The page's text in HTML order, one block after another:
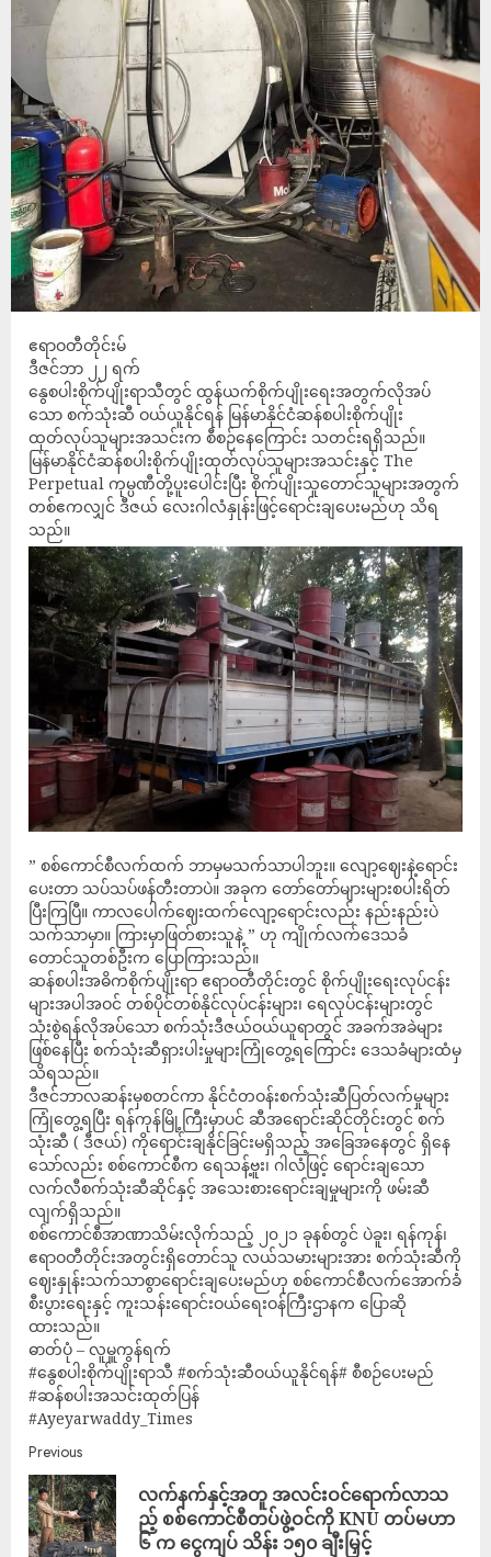
ဧရာဝတီတိုင်းမ်
ဒီဇင်ဘာ ၂၂ ရက်
နွေစပါးစိုက်ပျိုးရာသီတွင် ထွန်ယက်စိုက်ပျိုးရေးအတွက်လိုအပ်
သော စက်သုံးဆီ ဝယ်ယူနိုင်ရန် မြန်မာနိုင်ငံဆန်စပါးစိုက်ပျိုး
ထုတ်လုပ်သူများအသင်းက စီစဉ်နေကြောင်း သတင်းရရှိသည်။
မြန်မာနိုင်ငံဆန်စပါးစိုက်ပျိုးထုတ်လုပ်သူများအသင်းနှင့် The
Perpetual ကုမ္ပဏီတို့ပူးပေါင်းပြီး စိုက်ပျိုးသူတောင်သူများအတွက်
တစ်ဧကလျှင် ဒီဇယ် လေးဂါလံနှုန်းဖြင့်ရောင်းချပေးမည်ဟု သိရ
သည်။
” စစ်ကောင်စီလက်ထက် ဘာမှမသက်သာပါဘူး။ လျော့ဈေးနဲ့ရောင်း
ပေးတာ သပ်သပ်ဖန်တီးတာပဲ။ အခုက တော်တော်များများစပါးရိတ်
ပြီးကြပြီ။ ကာလပေါက်ဈေးထက်လျော့ရောင်းလည်း နည်းနည်းပဲ
သက်သာမှာ။ ကြားမှာဖြတ်စားသူနဲ့ ” ဟု ကျိုက်လက်ဒေသခံ
တောင်သူတစ်ဦးက ပြောကြားသည်။
ဆန်စပါးအဓိကစိုက်ပျိုးရာ ဧရာဝတီတိုင်းတွင် စိုက်ပျိုးရေးလုပ်ငန်း
များအပါအဝင် တစ်ပိုင်တစ်နိုင်လုပ်ငန်းများ၊ ရေလုပ်ငန်းများတွင်
သုံးစွဲရန်လိုအပ်သော စက်သုံးဒီဇယ်ဝယ်ယူရာတွင် အခက်အခဲများ
ဖြစ်နေပြီး စက်သုံးဆီရှားပါးမှုများကြုံတွေ့ရကြောင်း ဒေသခံများထံမှ
သိရသည်။
ဒီဇင်ဘာလဆန်းမှစတင်ကာ နိုင်ငံတဝန်းစက်သုံးဆီပြတ်လက်မှုများ
ကြုံတွေ့ရပြီး ရန်ကုန်မြို့ကြီးမှာပင် ဆီအရောင်းဆိုင်တိုင်းတွင် စက်
သုံးဆီ ( ဒီဇယ်) ကိုရောင်းချနိုင်ခြင်းမရှိသည့် အခြေအနေတွင် ရှိနေ
သော်လည်း စစ်ကောင်စီက ရေသန့်ဗူး၊ ဂါလံဖြင့် ရောင်းချသော
လက်လီစက်သုံးဆီဆိုင်နှင့် အသေးစားရောင်းချမှုများကို ဖမ်းဆီ
လျက်ရှိသည်။
စစ်ကောင်စီအာဏာသိမ်းလိုက်သည့် ၂၀၂၁ ခုနစ်တွင် ပဲခူး၊ ရန်ကုန်၊
ဧရာဝတီတိုင်းအတွင်းရှိတောင်သူ လယ်သမားများအား စက်သုံးဆီကို
ဈေးနှုန်းသက်သာစွာရောင်းချပေးမည်ဟု စစ်ကောင်စီလက်အောက်ခံ
စီးပွားရေးနှင့် ကူးသန်းရောင်းဝယ်ရေးဝန်ကြီးဌာနက ပြောဆို
ထားသည်။
ဓာတ်ပုံ – လူမှူကွန်ရက်
#နွေစပါးစိုက်ပျိုးရာသီ #စက်သုံးဆီဝယ်ယူနိုင်ရန်# စီစဉ်ပေးမည်
#ဆန်စပါးအသင်းထုတ်ပြန်
#Ayeyarwaddy_Times
Previous
လက်နက်နှင့်အတူ အလင်းဝင်ရောက်လာသ
ည့် စစ်ကောင်စီတပ်ဖွဲ့ဝင်ကို KNU တပ်မဟာ
၆ က ငွေကျပ် သိန်း ၁၅၀ ချီးမြှင့်